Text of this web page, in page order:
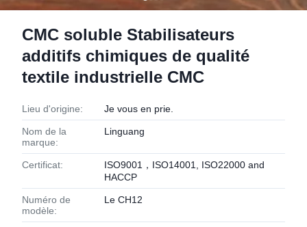
CMC soluble Stabilisateurs
additifs chimiques de qualité
textile industrielle CMC
Lieu d'origine: Je vous en prie.
Nom de la
marque:
Linguang
Certificat:
ISO9001，ISO14001, ISO22000 and
HACCP
Numéro de
modèle:
Le CH12